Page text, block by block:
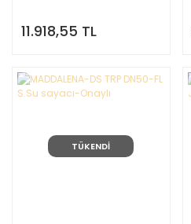
11.918,55 TL
TÜKENDİ